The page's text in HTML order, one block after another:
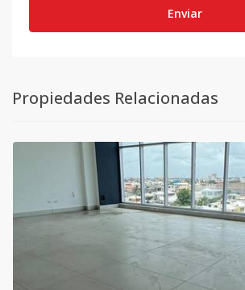
Enviar
Propiedades Relacionadas